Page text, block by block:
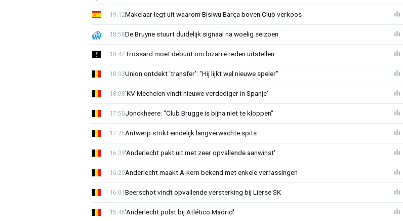
Makelaar legt uit waarom Bisiwu Barça boven Club verkoos
19:12
De Bruyne stuurt duidelijk signaal na woelig seizoen
18:58
Trossard moet debuut om bizarre reden uitstellen
18:47
Union ontdekt 'transfer': "Hij lijkt wel nieuwe speler"
18:33
'KV Mechelen vindt nieuwe verdediger in Spanje'
18:08
Jonckheere: "Club Brugge is bijna niet te kloppen"
17:50
Antwerp strikt eindelijk langverwachte spits
17:25
'Anderlecht pakt uit met zeer opvallende aanwinst'
16:39
Anderlecht maakt A-kern bekend met enkele verrassingen
16:20
Beerschot vindt opvallende versterking bij Lierse SK
16:01
'Anderlecht polst bij Atlético Madrid'
15:46